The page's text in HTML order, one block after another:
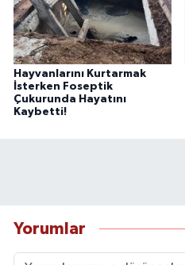
Hayvanlarını Kurtarmak
İsterken Foseptik
Çukurunda Hayatını
Kaybetti!
Yorumlar